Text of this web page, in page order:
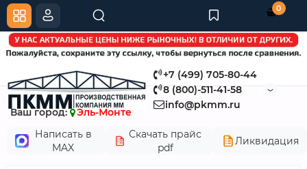
+7 (499) 705-80-44
8 (800)-511-41-58
info@pkmm.ru
Ваш город:
Эль-Монте
Написать в
MAX
Скачать прайс
pdf
Ликвидация
0